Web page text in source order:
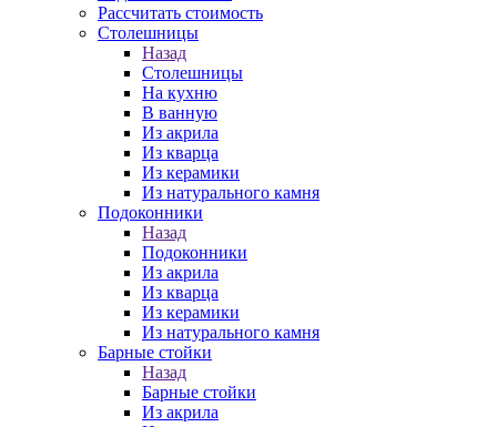
Рассчитать стоимость
Столешницы
Назад
Столешницы
На кухню
В ванную
Из акрила
Из кварца
Из керамики
Из натурального камня
Подоконники
Назад
Подоконники
Из акрила
Из кварца
Из керамики
Из натурального камня
Барные стойки
Назад
Барные стойки
Из акрила